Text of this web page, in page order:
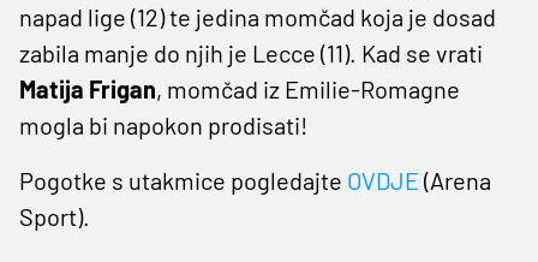
napad lige (12) te jedina momčad koja je dosad
zabila manje do njih je Lecce (11). Kad se vrati
Matija Frigan, momčad iz Emilie-Romagne
mogla bi napokon prodisati!
Pogotke s utakmice pogledajte OVDJE (Arena
Sport).